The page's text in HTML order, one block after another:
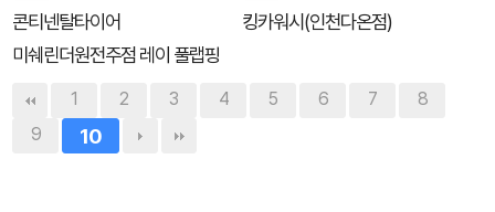
콘티넨탈타이어
미쉐린더원전주점 레이 풀랩핑
킹카워시(인천다온점)
1 2 3 4 5 6 7
8
9
10